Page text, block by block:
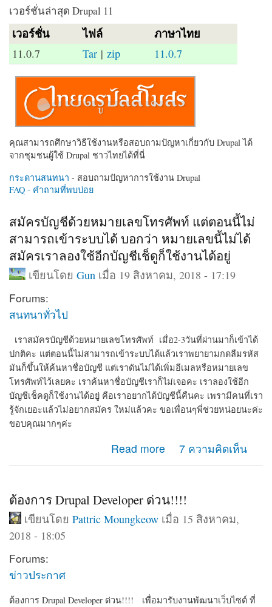
เวอร์ชั่นล่าสุด Drupal 11
เวอร์ชั่น ไฟล์ ภาษาไทย
11.0.7 Tar | zip 11.0.7
คุณสามารถศึกษาวิธีใช้งานหรือสอบถามปัญหาเกี่ยวกับ Drupal ได้
จากชุมชนผู้ใช้ Drupal ชาวไทยได้ที่นี่
กระดานสนทนา - สอบถามปัญหาการใช้งาน Drupal
FAQ - คำถามที่พบบ่อย
สมัครบัญชีด้วยหมายเลขโทรศัพท์ แต่ตอนนี้ไม่
สามารถเข้าระบบได้ บอกว่า หมายเลขนี้ไม่ได้
สมัครเราลองใช้อีกบัญชีเช็ดูก็ใช้งานได้อยู่
เขียนโดย Gun เมื่อ 19 สิงหาคม, 2018 - 17:19
Forums:
สนทนาทั่วไป
เราสมัครบัญชีด้วยหมายเลขโทรศัพท์ เมื่อ2-3วันที่ผ่านมาก็เข้าได้
ปกติคะ แต่ตอนนี้ไม่สามารถเข้าระบบได้แล้วเราพยายามกดลืมรหัส
มันก็ขึ้นให้ค้นหาชื่อบัญชี แต่เราดันไม่ได้เพิ่มอีเมลหรือหมายเลข
โทรศัพท์ไว้เลยคะ เราค้นหาชื่อบัญชีเราก็ไม่เจอคะ เราลองใช้อีก
บัญชีเช็คดูก็ใช้งานได้อยู่ คือเราอยากได้บัญชีนี้คืนคะ เพรามีคนที่เรา
รู้จักเยอะแล้วไม่อยากสมัคร ใหม่แล้วคะ ขอเพื่อนๆพี่ช่วยหน่อยนะค่ะ
ขอบคุณมากๆค่ะ
Read more
about สมัครบัญชีด้วยหมายเลขโทรศัพท์ แต่ตอนนี้ไม่
สามารถเข้าระบบได้ บอกว่า หมายเลขนี้ไม่ได้สมัครเราลอง
7 ความคิดเห็น
ต้องการ Drupal Developer ด่วน!!!!
เขียนโดย Pattric Moungkeow เมื่อ 15 สิงหาคม,
2018 - 18:05
Forums:
ข่าวประกาศ
ต้องการ Drupal Developer ด่วน!!!! เพื่อมารับงานพัฒนาเว็บไซต์ ที่